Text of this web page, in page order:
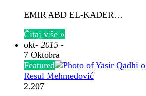
EMIR ABD EL-KADER…
Čitaj više »
okt- 2015 -
7 Oktobra
Featured
Resul Mehmedović
2.207